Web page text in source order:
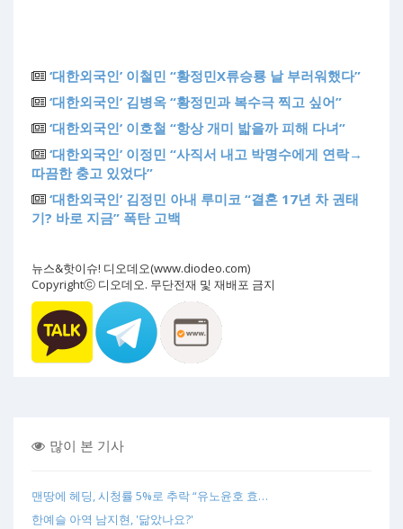
‘대한외국인’ 이철민 “황정민X류승룡 날 부러워했다”
‘대한외국인’ 김병옥 “황정민과 복수극 찍고 싶어”
‘대한외국인’ 이호철 “항상 개미 밟을까 피해 다녀”
‘대한외국인’ 이정민 “사직서 내고 박명수에게 연락→
따끔한 충고 있었다”
‘대한외국인’ 김정민 아내 루미코 “결혼 17년 차 권태
기? 바로 지금” 폭탄 고백
뉴스&핫이슈! 디오데오(www.diodeo.com)
Copyrightⓒ 디오데오. 무단전재 및 재배포 금지
많이 본 기사
맨땅에 헤딩, 시청률 5%로 추락 “유노윤호 효…
한예슬 아역 남지현, '닮았나요?'